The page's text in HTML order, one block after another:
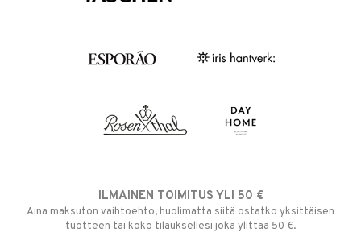
ILMAINEN TOIMITUS YLI 50 €
Aina maksuton vaihtoehto, huolimatta siitä ostatko yksittäisen
tuotteen tai koko tilauksellesi joka ylittää 50 €.